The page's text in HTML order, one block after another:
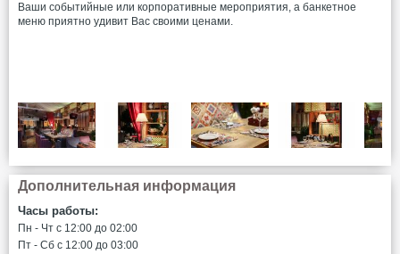
Ваши событийные или корпоративные мероприятия, а банкетное
меню приятно удивит Вас своими ценами.
Дополнительная информация
Часы работы:
Пн - Чт c 12:00 до 02:00
Пт - Сб c 12:00 до 03:00